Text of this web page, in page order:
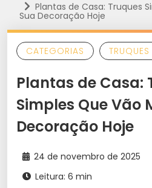
Plantas de Casa: Truques
Sua Decoração Hoje
CATEGORIAS
Plantas de Casa:
Simples Que Vão
Decoração Hoje
24 de novembro de 2025
Leitura: 6 min